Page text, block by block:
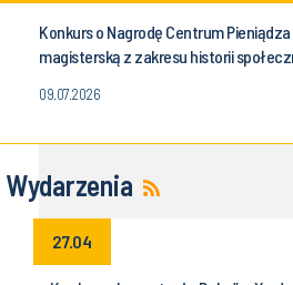
Konkurs o Nagrodę Centrum
magisterską z zakresu historii
09.07.2026
Wydarzenia
27.04